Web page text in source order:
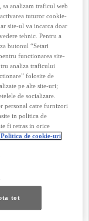
analizam traficul web
tuturor cookie-
site-ul va incarca doar
tehnic. Pentru a
butonul “Setari
functionarea site-
analiza traficului
folosite de
pe alte site-uri;
de socializare.
personal catre furnizori
in politica de
fi retras in orice
Politica de cookie-uri
tot